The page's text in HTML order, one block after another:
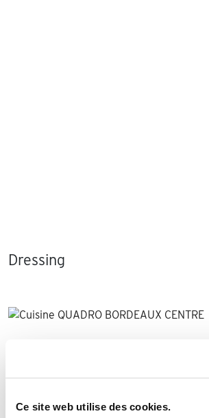
Ce site web utilise des cookies.
Dressing